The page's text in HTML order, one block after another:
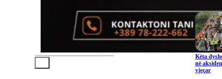
Këta
në
vjeçar